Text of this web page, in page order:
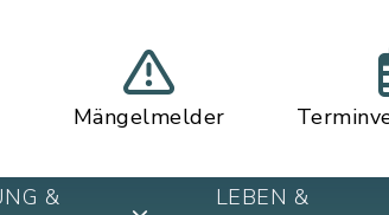
Mängelmelder
&
LEBEN &